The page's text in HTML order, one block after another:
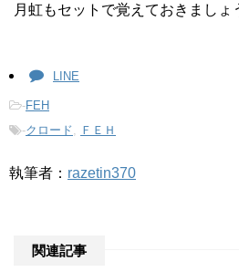
月虹もセットで覚えておきましょ
LINE
-FEH
-クロード ＦＥＨ
執筆者： razetin370
関連記事